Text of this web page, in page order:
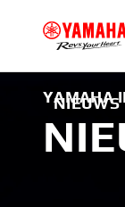
NIEUWS
YAMAHA